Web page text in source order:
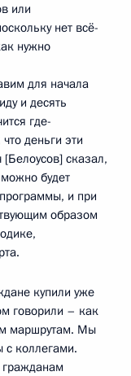
или
нет всё-
нужно
для начала
и десять
где-
деньги эти
сказал,
будет
и при
образом
купили уже
говорили – как
маршрутам. Мы
с коллегами.
гражданам